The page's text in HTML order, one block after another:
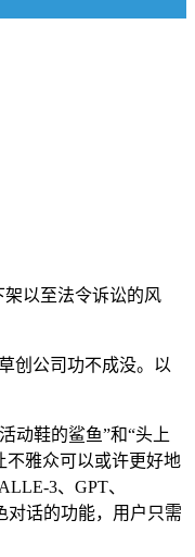
以至法令诉讼的风
创公司功不成没。以
动鞋的鲨鱼”和“头上
不雅众可以或许更好地
3、GPT、
对话的功能，用户只需